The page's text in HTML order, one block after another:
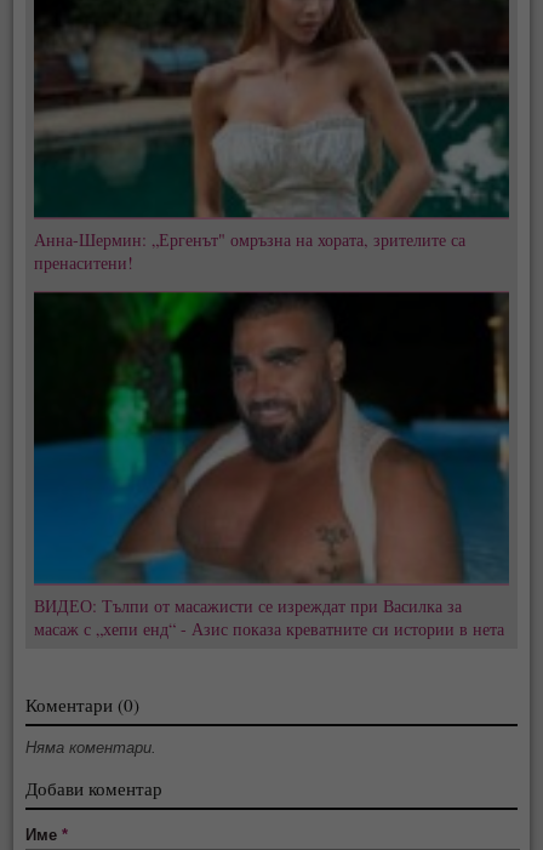
Анна-Шермин: „Ергенът" омръзна на хората, зрителите са
пренаситени!
ВИДЕО: Тълпи от масажисти се изреждат при Василка за
масаж с „хепи енд“ - Азис показа креватните си истории в нета
Коментари (0)
Няма коментари.
Добави коментар
Име*